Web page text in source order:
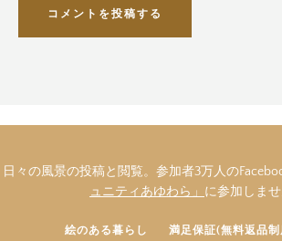
日々の風景の投稿と閲覧。参加者3万人の
ュニティあゆわら」 に参加しませ
絵のある暮らし 満足保証(無料返品